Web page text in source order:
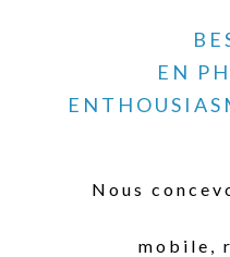
EN
Nous
mobile,